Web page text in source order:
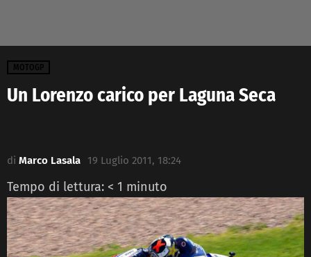
MOTOGP
Un Lorenzo carico per Laguna Seca
di Marco Lasala 19 Luglio 2011, 18:24
Tempo di lettura: < 1 minuto